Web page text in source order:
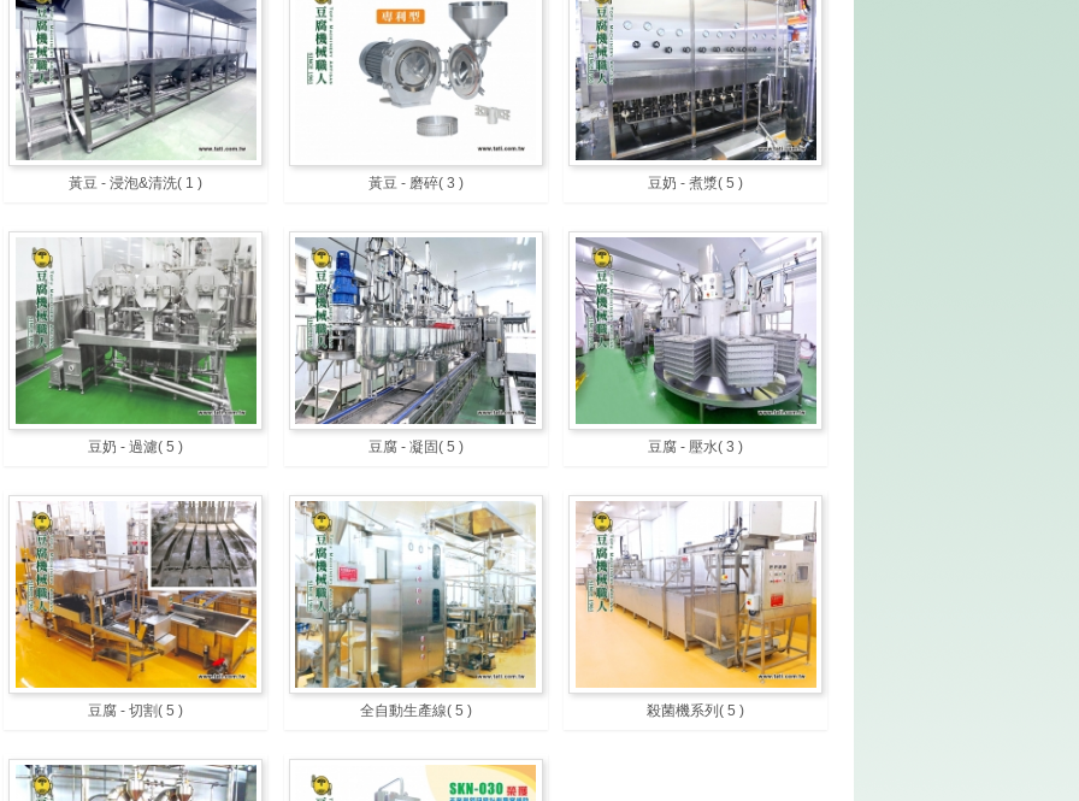
黃豆 - 浸泡&清洗( 1 ) 黃豆 - 磨碎( 3 ) 豆奶 - 煮漿( 5 )
豆奶 - 過濾( 5 ) 豆腐 - 凝固( 5 ) 豆腐 - 壓水( 3 )
豆腐 - 切割( 5 ) 全自動生產線( 5 ) 殺菌機系列( 5 )